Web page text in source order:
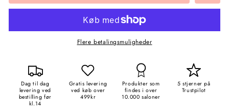
Flere betalingsmuligheder
Dag til dag
levering ved
bestilling før
kl.14
Gratis levering
ved køb over
499kr
Produkter som
findes i over
10.000 saloner
5 stjerner på
Trustpilot